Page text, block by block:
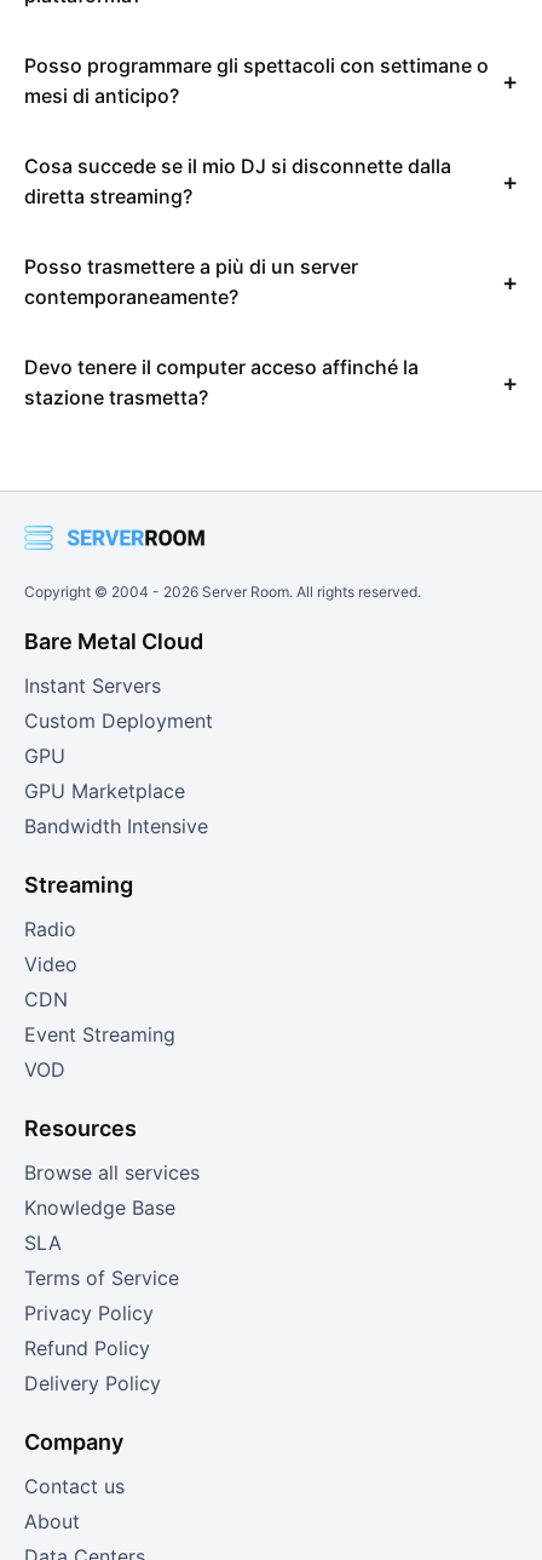
Posso programmare gli spettacoli con settimane o
mesi di anticipo?
Cosa succede se il mio DJ si disconnette dalla
diretta streaming?
Posso trasmettere a più di un server
contemporaneamente?
Devo tenere il computer acceso affinché la
stazione trasmetta?
Copyright © 2004 - 2026 Server Room. All rights reserved.
Bare Metal Cloud
Instant Servers
Custom Deployment
GPU
GPU Marketplace
Bandwidth Intensive
Streaming
Radio
Video
CDN
Event Streaming
VOD
Resources
Browse all services
Knowledge Base
SLA
Terms of Service
Privacy Policy
Refund Policy
Delivery Policy
Company
Contact us
About